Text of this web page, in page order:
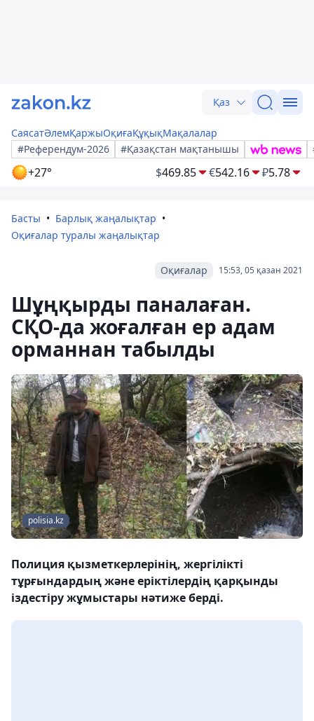
Қаз
СаясатӘлемҚаржыОқиғаҚұқықМақалалар
#Референдум-2026
#Қазақстан мақтанышы
+27° $469.85 €542.16 ₽5.78
Басты
Барлық жаңалықтар
Оқиғалар туралы жаңалықтар
15:53, 05 қазан 2021
Оқиғалар
Шұңқырды паналаған.
СҚО-да жоғалған ер адам
орманнан табылды
polisia.kz
Полиция қызметкерлерінің, жергілікті
тұрғындардың және еріктілердің қарқынды
іздестіру жұмыстары нәтиже берді.